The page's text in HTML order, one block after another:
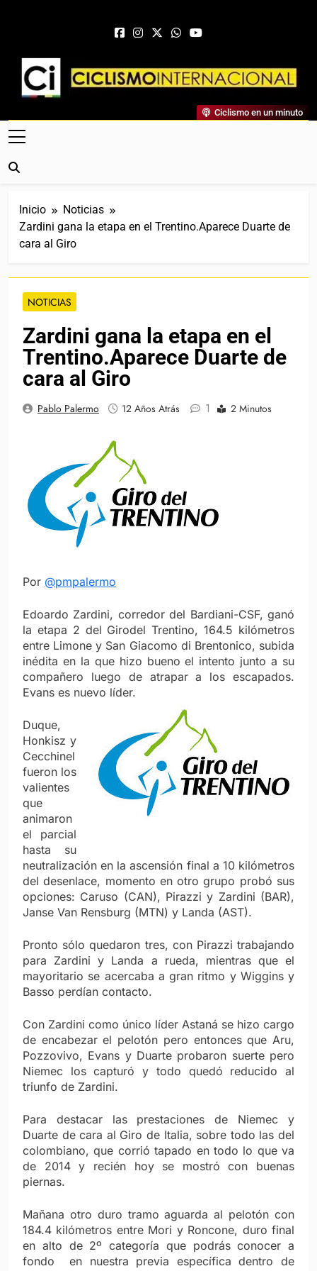
Ciclismo Internacional
Web Dedicada Al Ciclismo Mundial. Entrevistas, Análisis,
Crónicas, Previas Y Más. La Web Ciclista De Referencia.
Ciclismo en un minuto
Inicio
Noticias
Zardini gana la etapa en el Trentino.Aparece Duarte de
cara al Giro
NOTICIAS
Zardini gana la etapa en el
Trentino.Aparece Duarte de
cara al Giro
Pablo Palermo 12 Años Atrás 1 2 Minutos
Por @pmpalermo
Edoardo Zardini, corredor del Bardiani-CSF, ganó
la etapa 2 del Girodel Trentino, 164.5 kilómetros
entre Limone y San Giacomo di Brentonico, subida
inédita en la que hizo bueno el intento junto a su
compañero luego de atrapar a los escapados.
Evans es nuevo líder.
Duque,
Honkisz y
Cecchinel
fueron los
valientes
que
animaron
el parcial
hasta su
neutralización en la ascensión final a 10 kilómetros
del desenlace, momento en otro grupo probó sus
opciones: Caruso (CAN), Pirazzi y Zardini (BAR),
Janse Van Rensburg (MTN) y Landa (AST).
Pronto sólo quedaron tres, con Pirazzi trabajando
para Zardini y Landa a rueda, mientras que el
mayoritario se acercaba a gran ritmo y Wiggins y
Basso perdían contacto.
Con Zardini como único líder Astaná se hizo cargo
de encabezar el pelotón pero entonces que Aru,
Pozzovivo, Evans y Duarte probaron suerte pero
Niemec los capturó y todo quedó reducido al
triunfo de Zardini.
Para destacar las prestaciones de Niemec y
Duarte de cara al Giro de Italia, sobre todo las del
colombiano, que corrió tapado en todo lo que va
de 2014 y recién hoy se mostró con buenas
piernas.
Mañana otro duro tramo aguarda al pelotón con
184.4 kilómetros entre Mori y Roncone, duro final
en alto de 2º categoría que podrás conocer a
fondo en nuestra previa específica dentro de